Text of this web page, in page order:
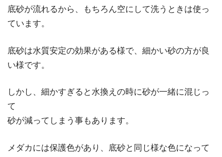
底砂が流れるから、もちろん空にして洗うときは使っ
ています。
底砂は水質安定の効果がある様で、細かい砂の方が良
い様です。
しかし、細かすぎると水換えの時に砂が一緒に混じっ
て
砂が減ってしまう事もあります。
メダカには保護色があり、底砂と同じ様な色になって